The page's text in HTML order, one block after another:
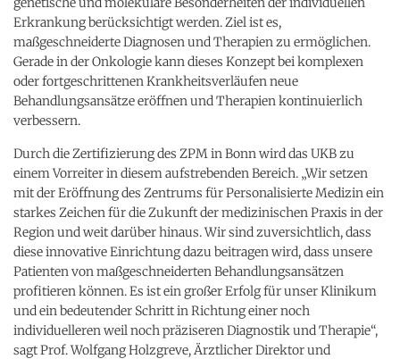
Erkrankung berücksichtigt werden. Ziel ist es,
maßgeschneiderte Diagnosen und Therapien zu ermöglichen.
Gerade in der Onkologie kann dieses Konzept bei komplexen
oder fortgeschrittenen Krankheitsverläufen neue
Behandlungsansätze eröffnen und Therapien kontinuierlich
verbessern.
Durch die Zertifizierung des ZPM in Bonn wird das UKB zu
einem Vorreiter in diesem aufstrebenden Bereich. „Wir setzen
mit der Eröffnung des Zentrums für Personalisierte Medizin ein
starkes Zeichen für die Zukunft der medizinischen Praxis in der
Region und weit darüber hinaus. Wir sind zuversichtlich, dass
diese innovative Einrichtung dazu beitragen wird, dass unsere
Patienten von maßgeschneiderten Behandlungsansätzen
profitieren können. Es ist ein großer Erfolg für unser Klinikum
und ein bedeutender Schritt in Richtung einer noch
individuelleren weil noch präziseren Diagnostik und Therapie“,
sagt Prof. Wolfgang Holzgreve, Ärztlicher Direktor und